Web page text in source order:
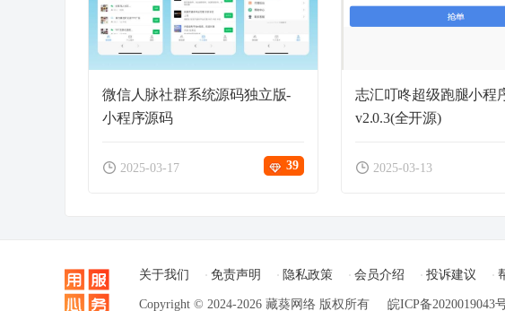
微信人脉社群系统源码独立版-
小程序源码
2025-03-17 39
志汇叮咚超级跑腿小程
v2.0.3(全开源)
2025-03-13
关于我们 免责声明 隐私政策 会员介绍 投诉建议
Copyright © 2024-2026 藏葵网络 版权所有 皖ICP备2020019043